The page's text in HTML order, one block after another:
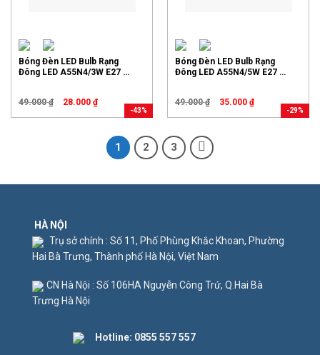
-43%
Bóng Đèn LED Bulb Rạng
Đông LED A55N4/3W E27 –
49.000₫ 28.000 ₫
-29%
Bóng Đèn LED Bulb Rạng
Đông LED A55N4/5W E27 –
49.000₫ 35.000 ₫
1 2 3
HÀ NỘI
Trụ sở chính : Số 11, Phố Phùng Khắc Khoan, Phường
Hai Bà Trưng, Thành phố Hà Nội, Việt Nam
CN Hà Nội : Số 106HA Nguyễn Công Trứ, Q.Hai Bà
Trưng Hà Nội
Hotline: 0855 557 557